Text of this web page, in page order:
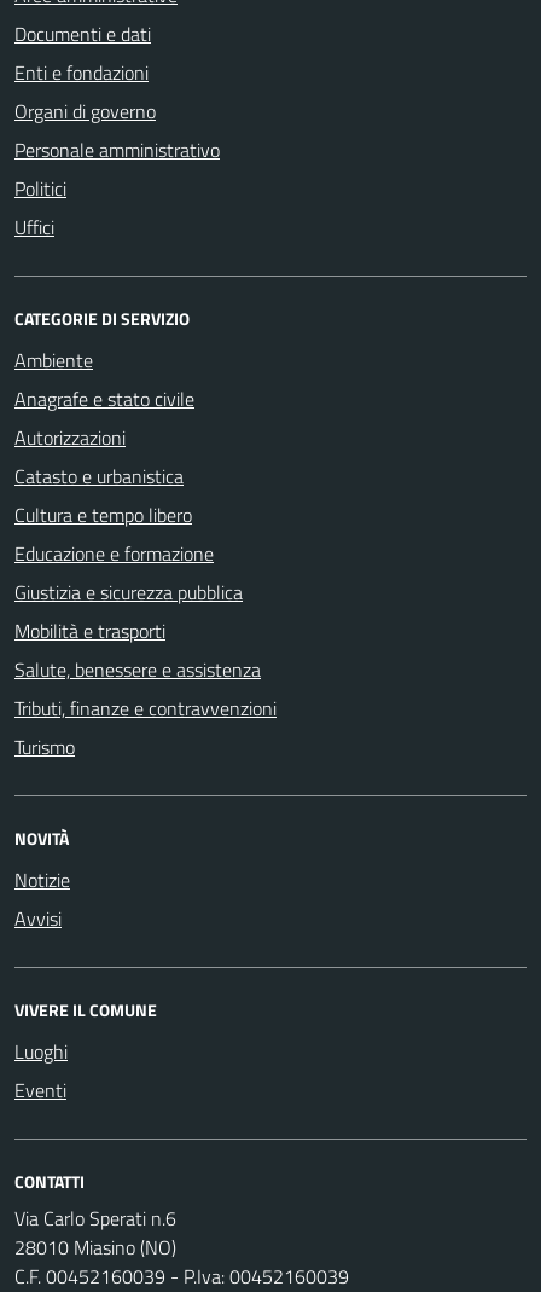
Documenti e dati
Enti e fondazioni
Organi di governo
Personale amministrativo
Politici
Uffici
CATEGORIE DI SERVIZIO
Ambiente
Anagrafe e stato civile
Autorizzazioni
Catasto e urbanistica
Cultura e tempo libero
Educazione e formazione
Giustizia e sicurezza pubblica
Mobilità e trasporti
Salute, benessere e assistenza
Tributi, finanze e contravvenzioni
Turismo
NOVITÀ
Notizie
Avvisi
VIVERE IL COMUNE
Luoghi
Eventi
CONTATTI
Via Carlo Sperati n.6
28010 Miasino (NO)
C.F. 00452160039 - P.Iva: 00452160039